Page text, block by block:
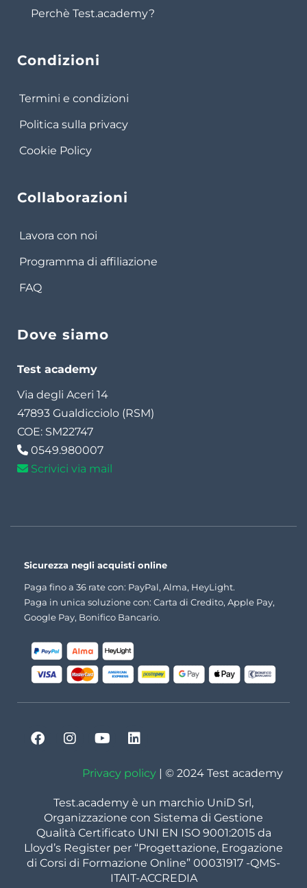
Perchè Test.academy?
Condizioni
Termini e condizioni
Politica sulla privacy
Cookie Policy
Collaborazioni
Lavora con noi
Programma di affiliazione
FAQ
Dove siamo
Test academy
Via degli Aceri 14
47893 Gualdicciolo (RSM)
COE: SM22747
0549.980007
Scrivici via mail
Sicurezza negli acquisti online
Paga fino a 36 rate con: PayPal, Alma, HeyLight.
Paga in unica soluzione con: Carta di Credito, Apple Pay,
Google Pay, Bonifico Bancario.
Privacy policy | © 2024 Test academy
Test.academy è un marchio UniD Srl,
Organizzazione con Sistema di Gestione
Qualità Certificato UNI EN ISO 9001:2015 da
Lloyd’s Register per “Progettazione, Erogazione
di Corsi di Formazione Online” 00031917 -QMS-
ITAIT-ACCREDIA